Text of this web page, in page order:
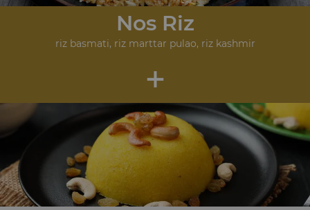
Nos Riz
riz basmati, riz marttar pulao, riz kashmir
+